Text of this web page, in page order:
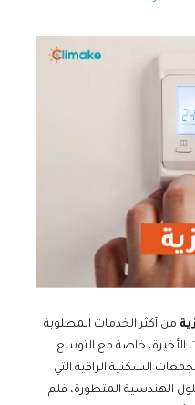
من أكثر الخدمات المطلوبة
خاصة مع التوسع
السكنية الراقية التي
الهندسية المتطورة، فلم